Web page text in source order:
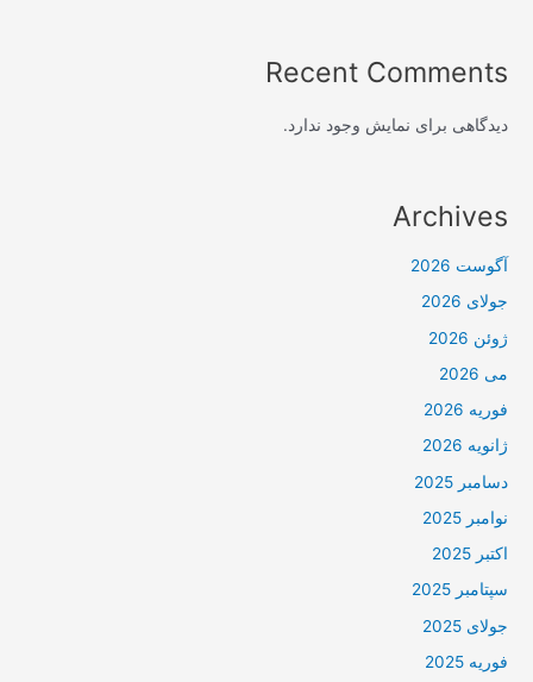
Recent Comments
دیدگاهی برای نمایش وجود ندارد.
Archives
آگوست 2026
جولای 2026
ژوئن 2026
می 2026
فوریه 2026
ژانویه 2026
دسامبر 2025
نوامبر 2025
اکتبر 2025
سپتامبر 2025
جولای 2025
فوریه 2025